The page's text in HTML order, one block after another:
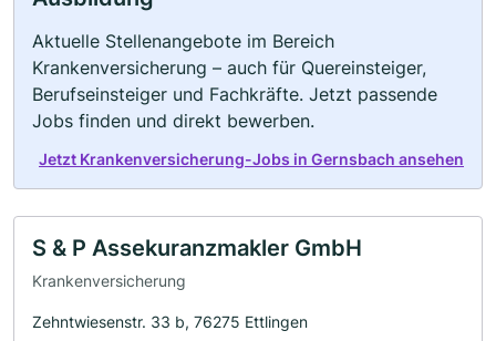
Aktuelle Stellenangebote im Bereich
Krankenversicherung – auch für Quereinsteiger,
Berufseinsteiger und Fachkräfte. Jetzt passende
Jobs finden und direkt bewerben.
Jetzt Krankenversicherung-Jobs in Gernsbach ansehen
S & P Assekuranzmakler GmbH
Krankenversicherung
Zehntwiesenstr. 33 b, 76275 Ettlingen